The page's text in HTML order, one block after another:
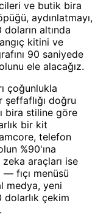
ve butik bira
aydınlatmayı,
doların altında
kitini ve
90 saniyede
ele alacağız.
çoğunlukla
doğru
bira stiline göre
bir kit
telefon
%90'ına
araçları ise
fıçı menüsü
medya, yeni
çekim